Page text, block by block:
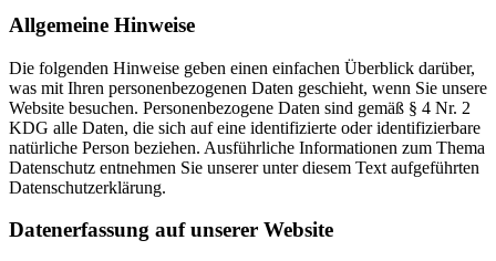
Allgemeine Hinweise
Die folgenden Hinweise geben einen einfachen Überblick darüber,
was mit Ihren personenbezogenen Daten geschieht, wenn Sie unsere
Website besuchen. Personenbezogene Daten sind gemäß § 4 Nr. 2
KDG alle Daten, die sich auf eine identifizierte oder identifizierbare
natürliche Person beziehen. Ausführliche Informationen zum Thema
Datenschutz entnehmen Sie unserer unter diesem Text aufgeführten
Datenschutzerklärung.
Datenerfassung auf unserer Website